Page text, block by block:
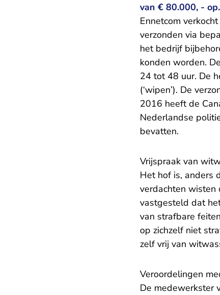
van € 80.000, - op.
Ennetcom
verzonden via
het bedrijf
konden worden.
24 tot 48 uur. De
(‘wipen’). De
2016 heeft de
Nederlandse
bevatten.
Vrijspraak van
Het hof is, anders
verdachten wisten
vastgesteld dat
van strafbare
op zichzelf niet
zelf vrij van
Veroordelingen
De medewerkster